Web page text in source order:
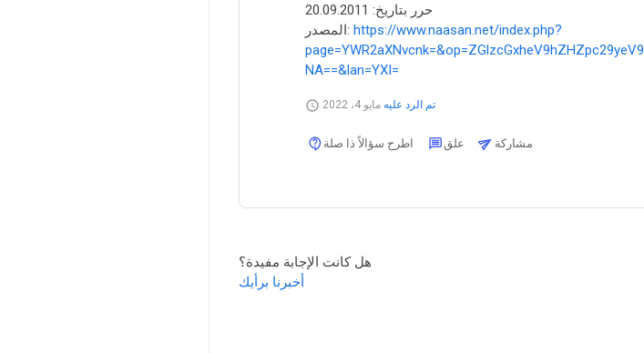
حرر بتاريخ: 20.09.2011
المصدر: https://www.naasan.net/index.php?
NA==&lan=YXI=
تم الرد عليه مايو 4، 2022
اطرح سؤالاً ذا صلة علق مشاركة
هل كانت الإجابة مفيدة؟
أخبرنا برأيك